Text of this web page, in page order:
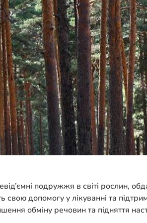
подружжя в світі рослин,
свою допомогу у лікуванні та
обміну речовин та підняття